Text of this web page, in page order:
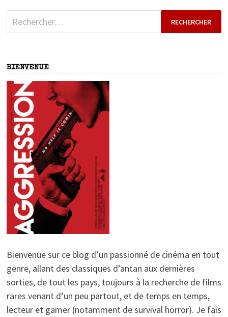
Rechercher :
BIENVENUE
Bienvenue sur ce blog d’un passionné de cinéma en tout
genre, allant des classiques d’antan aux dernières
sorties, de tout les pays, toujours à la recherche de films
rares venant d’un peu partout, et de temps en temps,
lecteur et gamer (notamment de survival horror). Je fais